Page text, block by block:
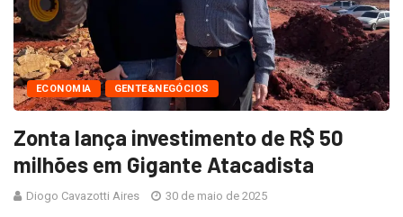
ECONOMIA GENTE&NEGÓCIOS
Zonta lança investimento de R$ 50
milhões em Gigante Atacadista
Diogo Cavazotti Aires 30 de maio de 2025